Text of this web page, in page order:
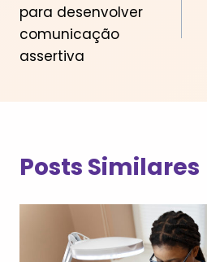
Post
para desenvolver
comunicação
assertiva
Posts Similares